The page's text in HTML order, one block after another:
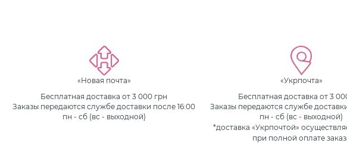
«Новая почта»
Бесплатная доставка от 3 000 грн
Заказы передаются службе доставки после 16:00
пн - сб (вс - выходной)
«Укрпочта»
Бесплатная доставка от 3
Заказы передаются службе
пн - сб (вс - выходной)
*доставка «Укрпочтой»
при полной оплате